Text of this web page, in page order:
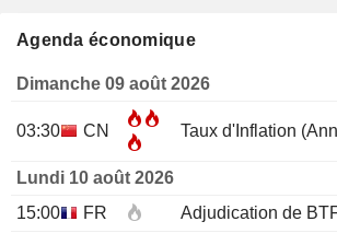
Agenda économique
Dimanche 09 août 2026
03:30 CN
Lundi 10 août 2026
15:00
FR